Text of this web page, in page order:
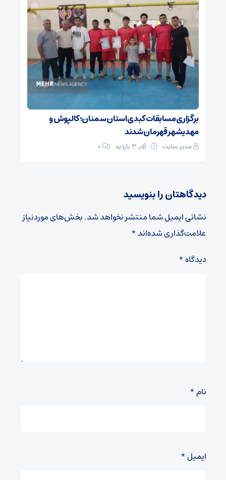
برگزاری مسابقات کبدی استان سمنان؛ کالپوش و
مهدیشهر قهرمان شدند
مدیر سایت ۰
دیدگاهتان را بنویسید
نشانی ایمیل شما منتشر نخواهد شد.بخش‌های موردنیاز
علامت‌گذاری شده‌اند*
دیدگاه*
نام*
ایمیل*